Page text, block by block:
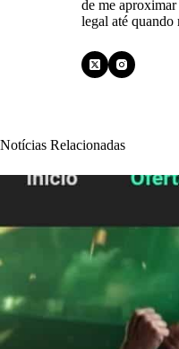
de me
legal até quando
Notícias Relacionadas